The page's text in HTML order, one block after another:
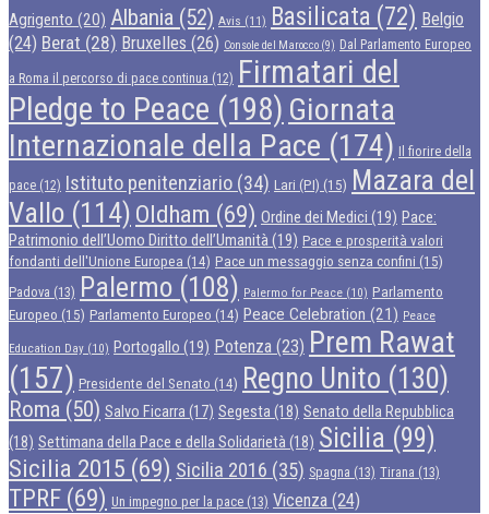
Agrigento (20) Albania (52) Avis (11) Basilicata (72) Belgio
(24) Berat (28) Bruxelles (26) Console del Marocco (9) Dal Parlamento Europeo
a Roma il percorso di pace continua (12) Firmatari del
Pledge to Peace (198) Giornata
Internazionale della Pace (174) Il fiorire della
pace (12) Istituto penitenziario (34) Lari (PI) (15) Mazara del
Vallo (114) Oldham (69) Ordine dei Medici (19) Pace:
Patrimonio dell’Uomo Diritto dell’Umanità(19) Pace e prosperità valori
fondanti dell'Unione Europea (14) Pace un messaggio senza confini (15)
Padova (13) Palermo (108) Palermo for Peace (10) Parlamento
Europeo (15) Parlamento Europeo (14) Peace Celebration (21) Peace
Education Day (10) Portogallo (19) Potenza (23) Prem Rawat
(157) Presidente del Senato (14) Regno Unito (130)
Roma (50) Salvo Ficarra (17) Segesta (18) Senato della Repubblica
(18) Settimana della Pace e della Solidarietà (18) Sicilia (99)
Sicilia 2015 (69) Sicilia 2016 (35) Spagna (13) Tirana (13)
TPRF (69) Un impegno per la pace (13) Vicenza (24)